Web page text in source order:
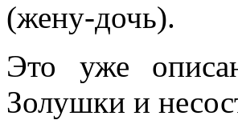
(жену-дочь).
Это уже
Золушки и